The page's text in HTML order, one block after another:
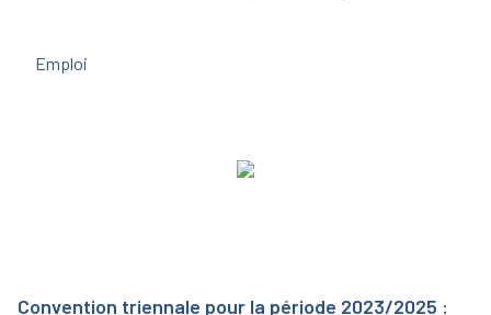
Emploi
Convention triennale pour la période 2023/2025 :